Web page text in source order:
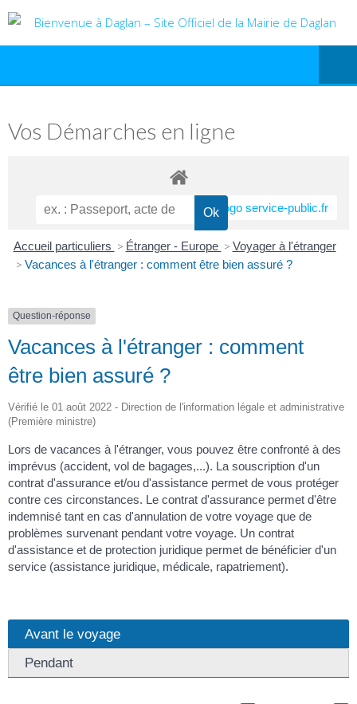
Vos Démarches en ligne
Accueil particuliers > Étranger - Europe > Voyager à l'étranger
> Vacances à l'étranger : comment être bien assuré ?
Question-réponse
Vacances à l'étranger : comment
être bien assuré ?
Vérifié le 01 août 2022 - Direction de l'information légale et administrative
(Première ministre)
Lors de vacances à l'étranger, vous pouvez être confronté à des
imprévus (accident, vol de bagages,...). La souscription d'un
contrat d'assurance et/ou d'assistance permet de vous protéger
contre ces circonstances. Le contrat d'assurance permet d'être
indemnisé tant en cas d'annulation de votre voyage que de
problèmes survenant pendant votre voyage. Un contrat
d'assistance et de protection juridique permet de bénéficier d'un
service (assistance juridique, médicale, rapatriement).
Avant le voyage
Pendant